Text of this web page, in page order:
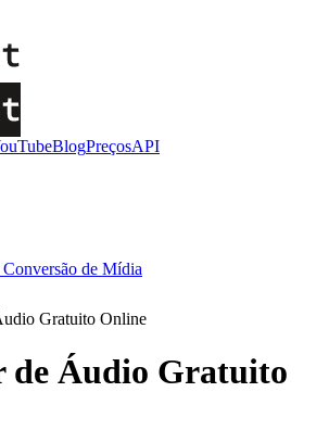
BlogPreçosAPI
Conversão de Mídia
Gratuito Online
de Áudio Gratuito